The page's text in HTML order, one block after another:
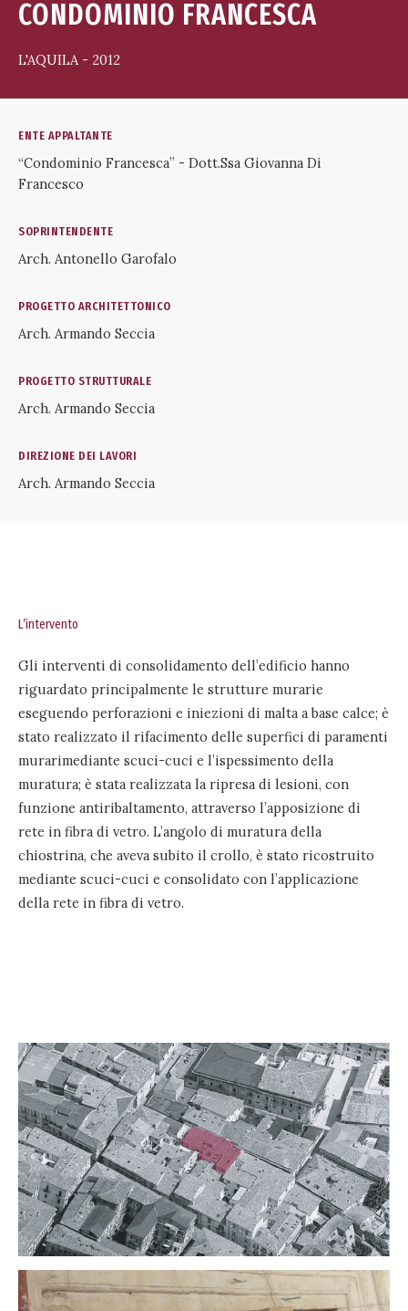
CONDOMINIO FRANCESCA
L'AQUILA - 2012
ENTE APPALTANTE
“Condominio Francesca” - Dott.Ssa Giovanna Di
Francesco
SOPRINTENDENTE
Arch. Antonello Garofalo
PROGETTO ARCHITETTONICO
Arch. Armando Seccia
PROGETTO STRUTTURALE
Arch. Armando Seccia
DIREZIONE DEI LAVORI
Arch. Armando Seccia
L’intervento
Gli interventi di consolidamento dell’edificio hanno
riguardato principalmente le strutture murarie
eseguendo perforazioni e iniezioni di malta a base calce; è
stato realizzato il rifacimento delle superfici di paramenti
murarimediante scuci-cuci e l’ispessimento della
muratura; è stata realizzata la ripresa di lesioni, con
funzione antiribaltamento, attraverso l’apposizione di
rete in fibra di vetro. L’angolo di muratura della
chiostrina, che aveva subito il crollo, è stato ricostruito
mediante scuci-cuci e consolidato con l’applicazione
della rete in fibra di vetro.